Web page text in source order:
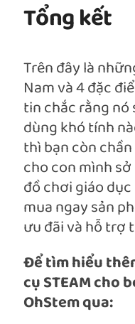
Tổng kết
Trên đây là
Nam và 4 đặc
tin chắc rằng
dùng khó tính
thì bạn còn
cho con mình
đồ chơi giáo
mua ngay sản
ưu đãi và hỗ trợ
Để tìm hiểu
cụ STEAM cho
OhStem qua: